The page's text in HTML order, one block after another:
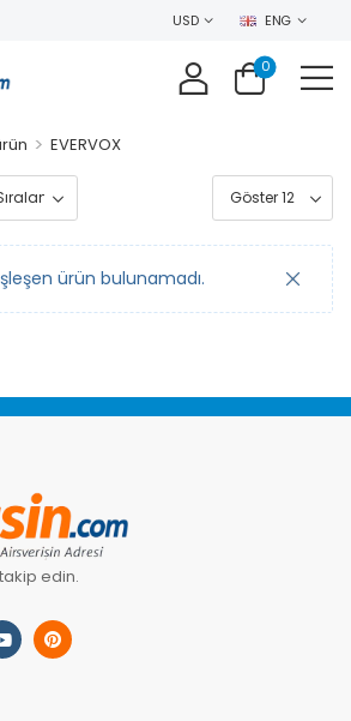
USD ENG
0
> EVERVOX
ürün bulunamadı.
edin.